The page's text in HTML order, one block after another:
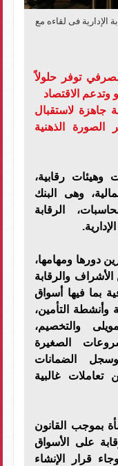
الإدارية فى لقاءه مع
توفر حلولاً
وتدعم الاقتصاد
جاهزة لاستقبال
الصورة الذهنية
على وجود 4 جهات وهيئات رقابية،
وهى البنك
الرقابة
دورها ومهامها،
والرقابة
بما فيها أسواق
وأنشطة التأمين،
والتخصيم،
الصغيرة
الضمانات
تعاملات غالبية
بموجب القانون
الرقابة على الأسواق
قرار الإنشاء